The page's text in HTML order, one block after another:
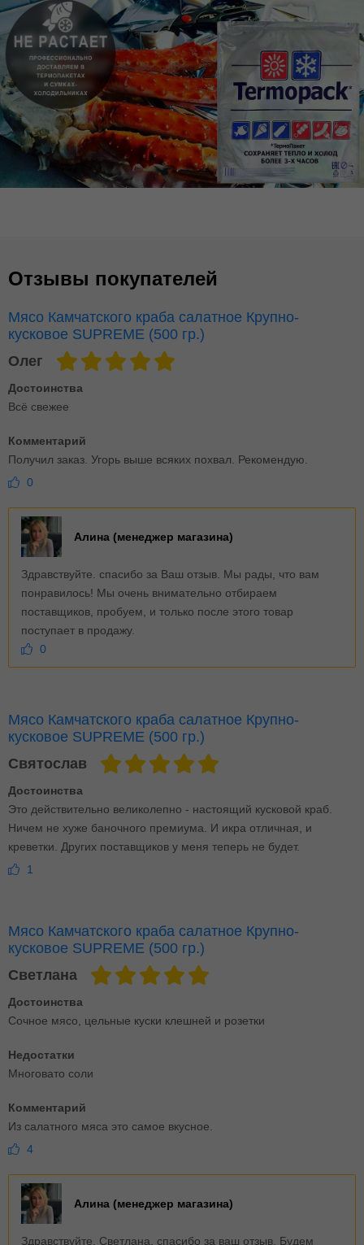
Отзывы покупателей
Мясо Камчатского краба салатное Крупно-
кусковое SUPREME (500 гр.)
Олег
Достоинства
Всё свежее
Комментарий
Получил заказ. Угорь выше всяких похвал. Рекомендую.
0
Алина (менеджер магазина)
Здравствуйте. спасибо за Ваш отзыв. Мы рады, что вам
понравилось! Мы очень внимательно отбираем
поставщиков, пробуем, и только после этого товар
поступает в продажу.
0
Мясо Камчатского краба салатное Крупно-
кусковое SUPREME (500 гр.)
Святослав
Достоинства
Это действительно великолепно - настоящий кусковой краб.
Ничем не хуже баночного премиума. И икра отличная, и
креветки. Других поставщиков у меня теперь не будет.
1
Мясо Камчатского краба салатное Крупно-
кусковое SUPREME (500 гр.)
Светлана
Достоинства
Сочное мясо, цельные куски клешней и розетки
Недостатки
Многовато соли
Комментарий
Из салатного мяса это самое вкусное.
4
Алина (менеджер магазина)
Здравствуйте. Светлана, спасибо за ваш отзыв. Будем